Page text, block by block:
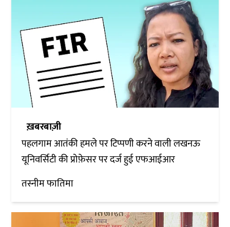
ख़बरबाज़ी
पहलगाम आतंकी हमले पर टिप्पणी करने वाली लखनऊ
यूनिवर्सिटी की प्रोफ़ेसर पर दर्ज हुई एफआईआर
तस्नीम फातिमा